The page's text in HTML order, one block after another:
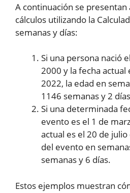
A continuación se
cálculos utilizando la
semanas y días:
Si una persona nació
2000 y la fecha actual
2022, la edad en
1146 semanas y 2
Si una determinada
evento es el 1 de
actual es el 20 de
del evento en
semanas y 6 días.
Estos ejemplos muestran